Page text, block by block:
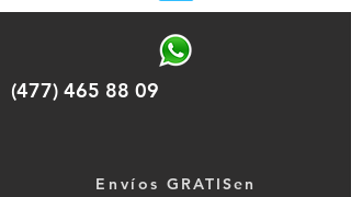
(477) 465 88 09
Envíos GRATISen